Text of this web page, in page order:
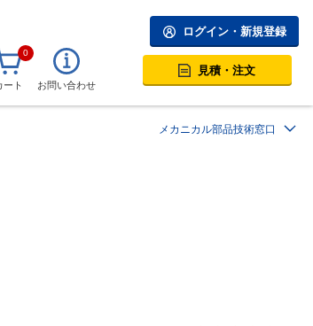
ログイン・新規登録
0
ート お問い合わせ
見積・注文
メカニカル部品技術窓口